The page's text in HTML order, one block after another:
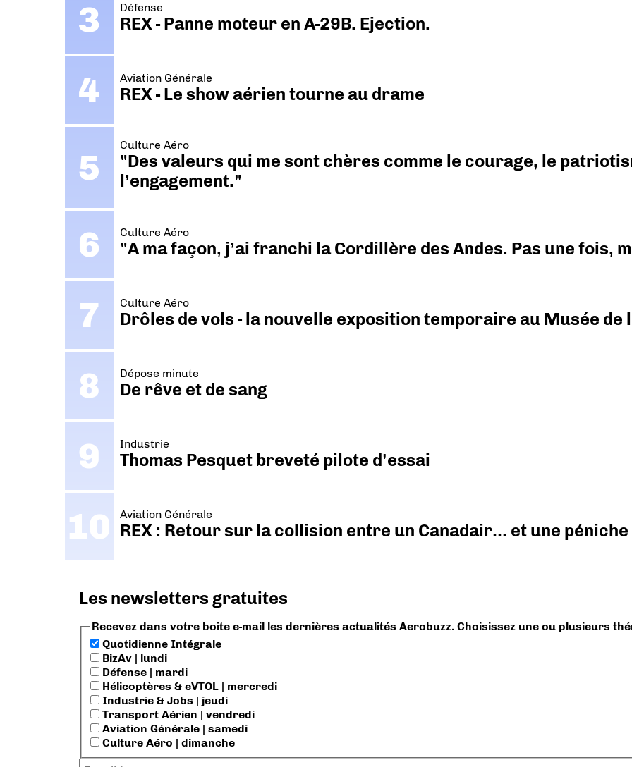
Défense
REX - Panne moteur en A-29B. Ejection.
Aviation Générale
REX - Le show aérien tourne au drame
Culture Aéro
"Des valeurs qui me sont chères comme le courage, le
l’engagement."
Culture Aéro
"A ma façon, j’ai franchi la Cordillère des Andes. Pas une fois,
Culture Aéro
Drôles de vols - la nouvelle exposition temporaire au Musée de
Dépose minute
De rêve et de sang
Industrie
Thomas Pesquet breveté pilote d'essai
Aviation Générale
REX : Retour sur la collision entre un Canadair… et une péniche
Les newsletters gratuites
Recevez dans votre boite e-mail les dernières actualités Aerobuzz. Choisissez une ou plusieurs
Quotidienne Intégrale
BizAv | lundi
Défense | mardi
Hélicoptères & eVTOL | mercredi
Industrie & Jobs | jeudi
Transport Aérien | vendredi
Aviation Générale | samedi
Culture Aéro | dimanche